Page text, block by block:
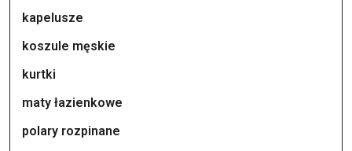
kapelusze
koszule męskie
kurtki
maty łazienkowe
polary rozpinane